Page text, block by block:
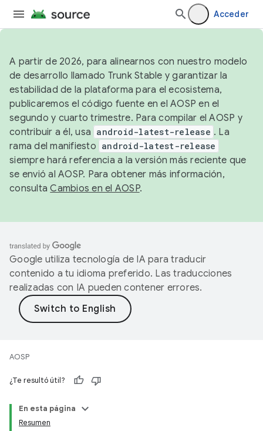
Acceder
A partir de 2026, para alinearnos con nuestro modelo
de desarrollo llamado Trunk Stable y garantizar la
estabilidad de la plataforma para el ecosistema,
publicaremos el código fuente en el AOSP en el
segundo y cuarto trimestre. Para compilar el AOSP y
contribuir a él, usa android-latest-release . La
rama del manifiesto android-latest-release
siempre hará referencia a la versión más reciente que
se envió al AOSP. Para obtener más información,
consultaCambios en el AOSP.
Google utiliza tecnología de IA para traducir
contenido a tu idioma preferido. Las traducciones
realizadas con IA pueden contener errores.
AOSP
¿Te resultó útil?
En esta página
Resumen